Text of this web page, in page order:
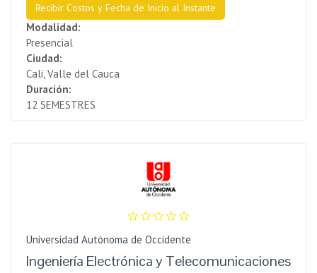
Recibir Costos y Fecha de Inicio al Instante
Modalidad:
Presencial
Ciudad:
Cali, Valle del Cauca
Duración:
12 SEMESTRES
Universidad Autónoma de Occidente
Ingeniería Electrónica y Telecomunicaciones